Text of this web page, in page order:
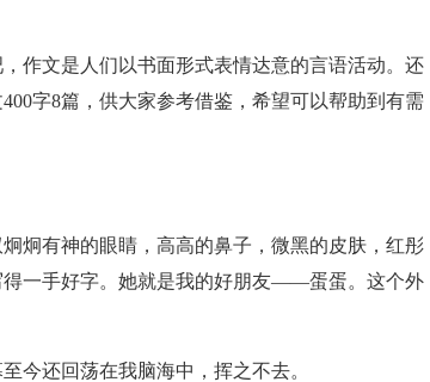
作文是人们以书面形式表情达意的言语活动。还
字8篇，供大家参考借鉴，希望可以帮助到有需
炯有神的眼睛，高高的鼻子，微黑的皮肤，红彤
一手好字。她就是我的好朋友——蛋蛋。这个外
今还回荡在我脑海中，挥之不去。